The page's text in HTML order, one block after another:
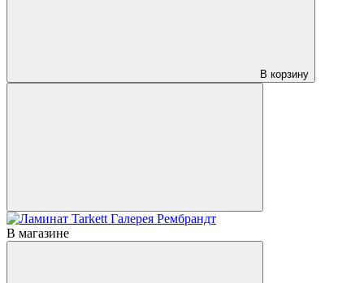
В корзину
В магазине